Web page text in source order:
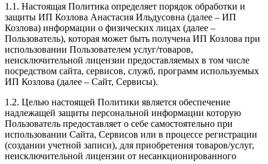
1.1. Настоящая Политика определяет порядок обработки и
защиты ИП Козлова Анастасия Ильдусовна (далее – ИП
Козлова) информации о физических лицах (далее –
Пользователь), которая может быть получена ИП Козлова при
использовании Пользователем услуг/товаров,
неисключительной лицензии предоставляемых в том числе
посредством сайта, сервисов, служб, программ используемых
ИП Козлова (далее – Сайт, Сервисы).
1.2. Целью настоящей Политики является обеспечение
надлежащей защиты персональной информации которую
Пользователь предоставляет о себе самостоятельно при
использовании Сайта, Сервисов или в процессе регистрации
(создании учетной записи), для приобретения товаров/услуг,
неисключительной лицензии от несанкционированного